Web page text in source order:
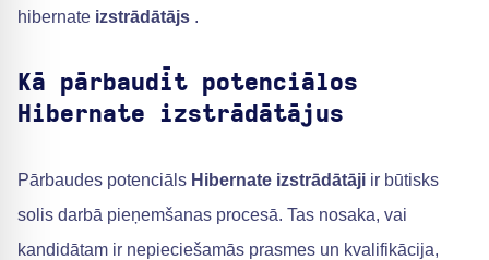
hibernate izstrādātājs .
Kā pārbaudīt potenciālos
Hibernate izstrādātājus
Pārbaudes potenciāls Hibernate izstrādātāji ir būtisks
solis darbā pieņemšanas procesā. Tas nosaka, vai
kandidātam ir nepieciešamās prasmes un kvalifikācija,